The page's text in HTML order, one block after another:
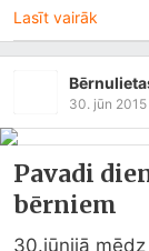
Lasīt vairāk
30. jūn
Pavadi
bērniem
30.jūnijā